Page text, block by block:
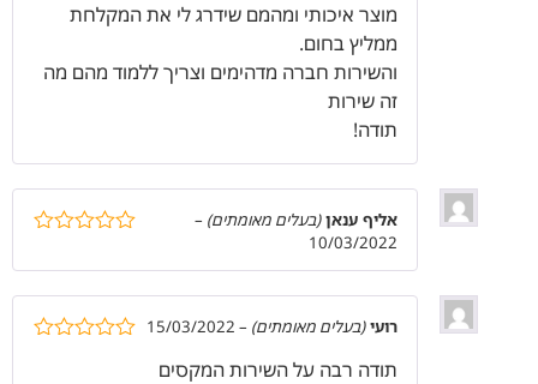
5
מוצר איכותי ומהמם שידרג לי את המקלחת
ממליץ בחום.
והשירות חברה מדהימים וצריך ללמוד מהם מה
זה שירות
תודה!
5
אליף ענאן(בעלים מאומתים) –
10/03/2022
רועי(בעלים מאומתים) –
15/03/2022
תודה רבה על השירות המקסים